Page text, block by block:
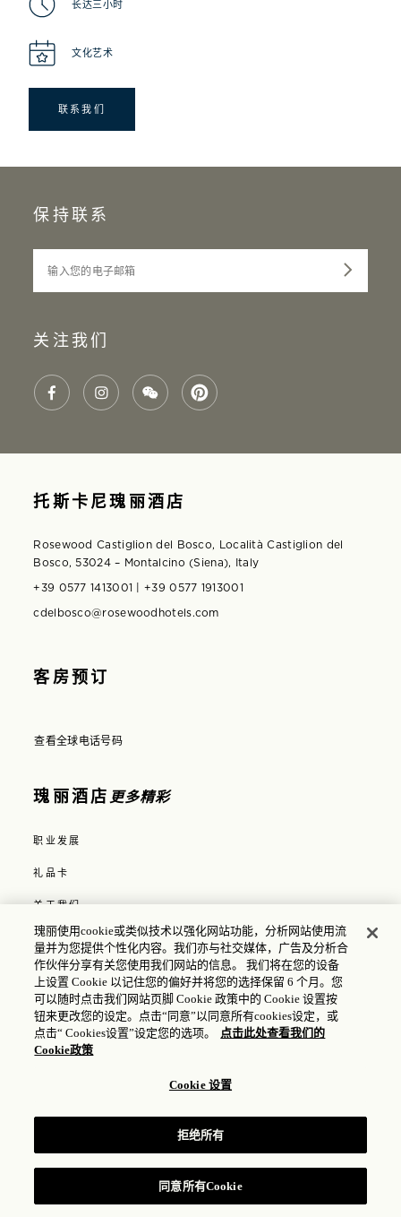
长达三小时
文化艺术
联系我们
保持联系
关注我们
瑰丽酒店更多精彩
职业发展
礼品卡
关于我们
媒体
政策
隐私政策
COOKIE 政策
托斯卡尼瑰丽酒店
Rosewood Castiglion del Bosco, Località Castiglion del
Bosco, 53024 – Montalcino (Siena), Italy
+39 0577 1413001 | +39 0577 1913001
cdelbosco@rosewoodhotels.com
客房预订
查看全球电话号码
© 2025 Rosewood Hotel Group |ICP 许可证：17035714
公安备案号：31010102004896
瑰丽使用cookie或类似技术以强化网站功能，分析网站使用流
量并为您提供个性化内容。我们亦与社交媒体，广告及分析合
作伙伴分享有关您使用我们网站的信息。 我们将在您的设备
上设置 Cookie 以记住您的偏好并将您的选择保留 6 个月。您
可以随时点击我们网站页脚 Cookie 政策中的 Cookie 设置按
钮来更改您的设定。点击“同意”以同意所有cookies设定，或
点击“ Cookies设置”设定您的选项。
点击此处查看我们的
Cookie政策
Cookie 设置
拒绝所有
同意所有Cookie